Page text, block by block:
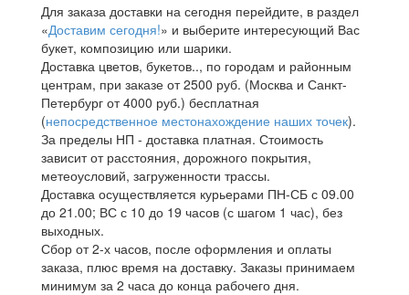
Для заказа доставки на сегодня перейдите, в раздел
«Доставим сегодня!» и выберите интересующий Вас
букет, композицию или шарики.
Доставка цветов, букетов.., по городам и районным
центрам, при заказе от 2500 руб. (Москва и Санкт-
Петербург от 4000 руб.) бесплатная
(непосредственное местонахождение наших точек).
За пределы НП - доставка платная. Стоимость
зависит от расстояния, дорожного покрытия,
метеоусловий, загруженности трассы.
Доставка осуществляется курьерами ПН-СБ с 09.00
до 21.00; ВС с 10 до 19 часов (с шагом 1 час), без
выходных.
Сбор от 2-х часов, после оформления и оплаты
заказа, плюс время на доставку. Заказы принимаем
минимум за 2 часа до конца рабочего дня.